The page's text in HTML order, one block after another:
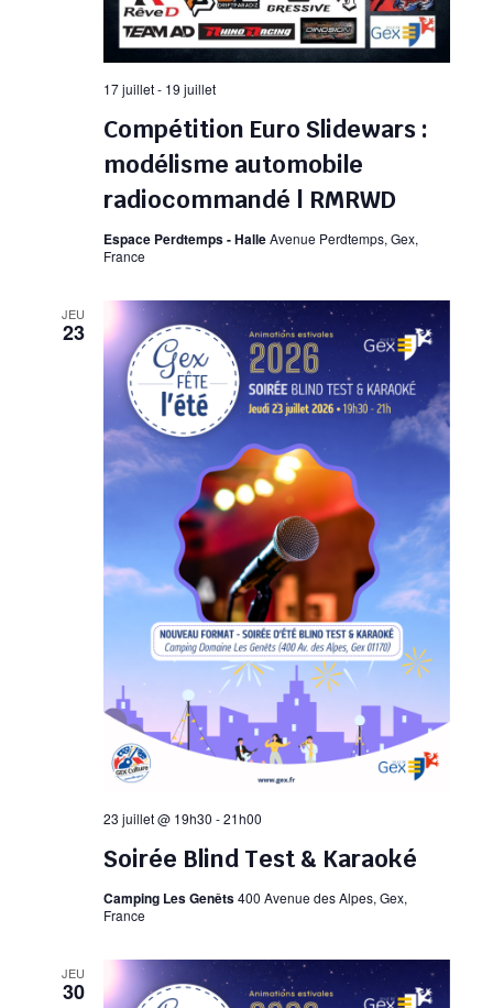
Compétition Euro Slidewars :
modélisme automobile
radiocommandé | RMRWD
17 juillet- 19 juillet
Espace Perdtemps - HalleAvenue Perdtemps, Gex,
France
JEU
23
Soirée Blind Test & Karaoké
23 juillet @ 19h30 -21h00
Camping Les Genêts400 Avenue des Alpes, Gex,
France
JEU
30